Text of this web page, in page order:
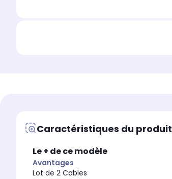
Caractéristiques du produit
Le + de ce modèle
Avantages
Lot de 2 Cables